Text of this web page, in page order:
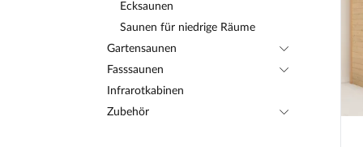
Ecksaunen
Saunen für niedrige Räume
Gartensaunen
Fasssaunen
Infrarotkabinen
Zubehör